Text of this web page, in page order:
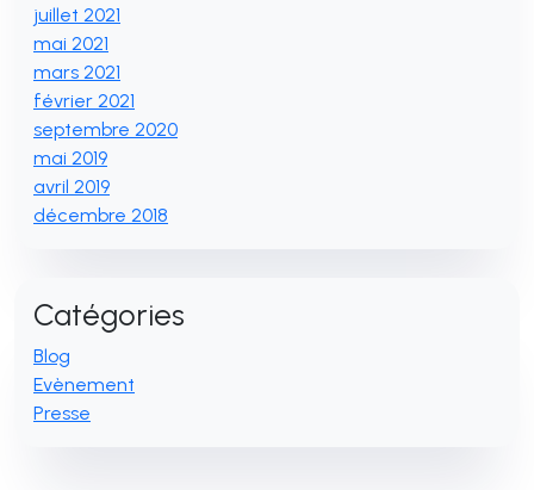
juillet 2021
mai 2021
mars 2021
février 2021
septembre 2020
mai 2019
avril 2019
décembre 2018
Catégories
Blog
Evènement
Presse